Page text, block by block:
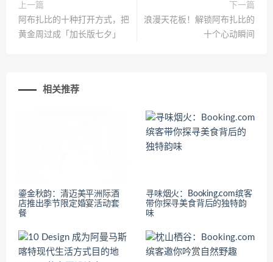
上一篇
阿布扎比的十种打开方式，把
黄金周过成「加长版七夕」
下一篇
浪漫天花板！解锁阿布扎比的
十个心动瞬间
相关推荐
鎏金秋韵：清迈美平洲际酒
店推出季节限定婚宴活动套
餐
寻味烟火：Booking.com缤客
带你探寻美食背后的独特韵
味